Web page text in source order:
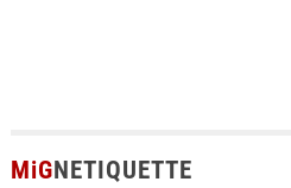
MiGNETIQUETTE